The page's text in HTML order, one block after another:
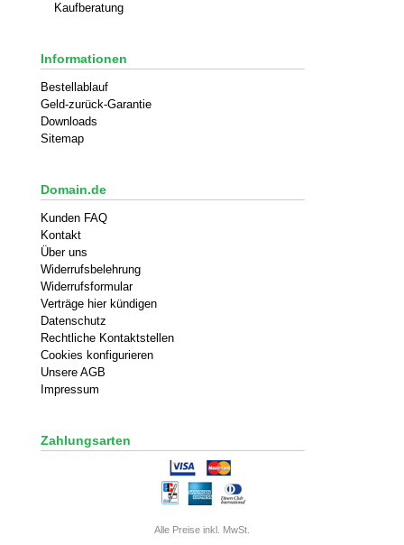
Kaufberatung
Informationen
Bestellablauf
Geld-zurück-Garantie
Downloads
Sitemap
Domain.de
Kunden FAQ
Kontakt
Über uns
Widerrufsbelehrung
Widerrufsformular
Verträge hier kündigen
Datenschutz
Rechtliche Kontaktstellen
Cookies konfigurieren
Unsere AGB
Impressum
Zahlungsarten
Alle Preise inkl. MwSt.